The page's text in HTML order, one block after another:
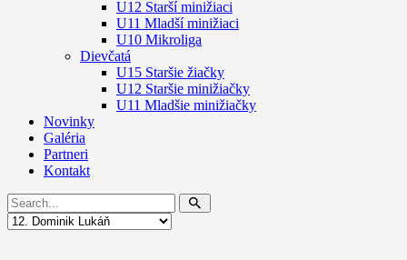
U12 Starší minižiaci
U11 Mladší minižiaci
U10 Mikroliga
Dievčatá
U15 Staršie žiačky
U12 Staršie minižiačky
U11 Mladšie minižiačky
Novinky
Galéria
Partneri
Kontakt